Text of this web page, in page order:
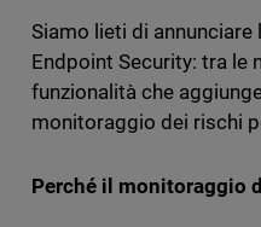
Siamo lieti di annunciare
Endpoint Security: tra le
funzionalità che
monitoraggio dei rischi
Perché il monitoraggio